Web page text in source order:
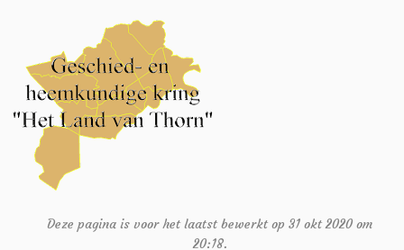
Deze pagina is voor het laatst bewerkt op 31 okt 2020 om
20:18.